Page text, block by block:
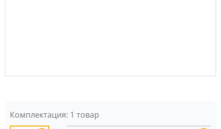
Комплектация: 1 товар